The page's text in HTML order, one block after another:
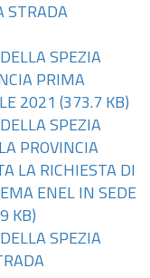
STRADA
SPEZIA
PRIMA
2021 (373.7 KB)
SPEZIA
PROVINCIA
LA RICHIESTA DI
ENEL IN SEDE
KB)
SPEZIA